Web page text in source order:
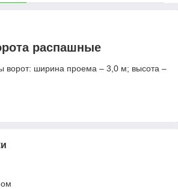
распашные
ворот: ширина проема – 3,0 м; высота –